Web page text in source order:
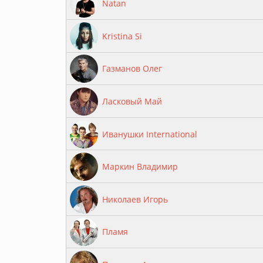
Natan
Kristina Si
Газманов Олег
Ласковый Май
Иванушки International
Маркин Владимир
Николаев Игорь
Пламя